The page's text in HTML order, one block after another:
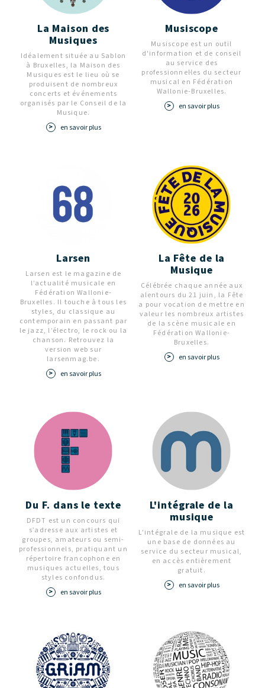
La Maison des
Musiques
Idéalement située au Sablon
à Bruxelles, la Maison des
Musiques est le lieu où se
produisent de nombreux
concerts et événements
organisés par le Conseil de la
Musique.
en savoir plus
Musiscope
Musiscope est un outil
d'information et de conseil
au service des
professionnel·les du secteur
musical en Fédération
Wallonie-Bruxelles.
en savoir plus
Larsen
Larsen est le magazine de
l’actualité musicale en
Fédération Wallonie-
Bruxelles. Il touche à tous les
styles, du classique au
contemporain en passant par
le jazz, l’électro, le rock ou la
chanson. Retrouvez la
version web sur
larsenmag.be.
en savoir plus
La Fête de la
Musique
Célébrée chaque année aux
alentours du 21 juin, la Fête
a pour vocation de mettre en
valeur les nombreux artistes
de la scène musicale en
Fédération Wallonie-
Bruxelles.
en savoir plus
Du F. dans le texte
DFDT est un concours qui
s’adresse aux artistes et
groupes, amateurs ou semi-
professionnels, pratiquant un
répertoire francophone en
musiques actuelles, tous
styles confondus.
en savoir plus
L'intégrale de la
musique
L’intégrale de la musique est
une base de données au
service du secteur musical,
en accès entièrement
gratuit.
en savoir plus